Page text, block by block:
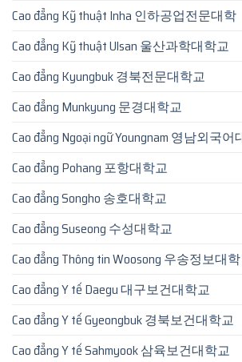
Cao đẳng Kỹ thuật Inha 인하공업전문대학
Cao đẳng Kỹ thuật Ulsan 울산과학대학교
Cao đẳng Kyungbuk 경북전문대학교
Cao đẳng Munkyung 문경대학교
Cao đẳng Ngoại ngữ Youngnam 영남외국어
Cao đẳng Pohang 포항대학교
Cao đẳng Songho 송호대학교
Cao đẳng Suseong 수성대학교
Cao đẳng Thông tin Woosong 우송정보대학
Cao đẳng Y tế Daegu 대구보건대학교
Cao đẳng Y tế Gyeongbuk 경북보건대학교
Cao đẳng Y tế Sahmyook 삼육보건대학교